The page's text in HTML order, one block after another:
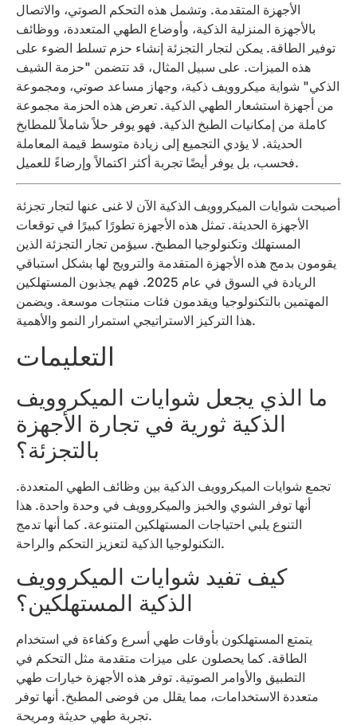
الأجهزة المتقدمة. وتشمل هذه التحكم الصوتي، والاتصال
بالأجهزة المنزلية الذكية، وأوضاع الطهي المتعددة، ووظائف
توفير الطاقة. يمكن لتجار التجزئة إنشاء حزم تسلط الضوء على
هذه الميزات. على سبيل المثال، قد تتضمن "حزمة الشيف
الذكي" شواية ميكروويف ذكية، وجهاز مساعد صوتي، ومجموعة
من أجهزة استشعار الطهي الذكية. تعرض هذه الحزمة مجموعة
كاملة من إمكانيات الطبخ الذكية. فهو يوفر حلاً شاملاً للمطابخ
الحديثة. لا يؤدي التجميع إلى زيادة متوسط ​​قيمة المعاملة
فحسب، بل يوفر أيضًا تجربة أكثر اكتمالاً وإرضاءً للعميل.
أصبحت شوايات الميكروويف الذكية الآن لا غنى عنها لتجار تجزئة
الأجهزة الحديثة. تمثل هذه الأجهزة تطورًا كبيرًا في توقعات
المستهلك وتكنولوجيا المطبخ. سيؤمن تجار التجزئة الذين
يقومون بدمج هذه الأجهزة المتقدمة والترويج لها بشكل استباقي
الريادة في السوق في عام 2025. فهم يجذبون المستهلكين
المهتمين بالتكنولوجيا ويقدمون فئات منتجات موسعة. ويضمن
هذا التركيز الاستراتيجي استمرار النمو والأهمية.
التعليمات
ما الذي يجعل شوايات الميكروويف
الذكية ثورية في تجارة الأجهزة
بالتجزئة؟
تجمع شوايات الميكروويف الذكية بين وظائف الطهي المتعددة.
أنها توفر الشوي والخبز والميكروويف في وحدة واحدة. هذا
التنوع يلبي احتياجات المستهلكين المتنوعة. كما أنها تدمج
التكنولوجيا الذكية لتعزيز التحكم والراحة.
كيف تفيد شوايات الميكروويف
الذكية المستهلكين؟
يتمتع المستهلكون بأوقات طهي أسرع وكفاءة في استخدام
الطاقة. كما يحصلون على ميزات متقدمة مثل التحكم في
التطبيق والأوامر الصوتية. توفر هذه الأجهزة خيارات طهي
متعددة الاستخدامات، مما يقلل من فوضى المطبخ. أنها توفر
تجربة طهي حديثة ومريحة.